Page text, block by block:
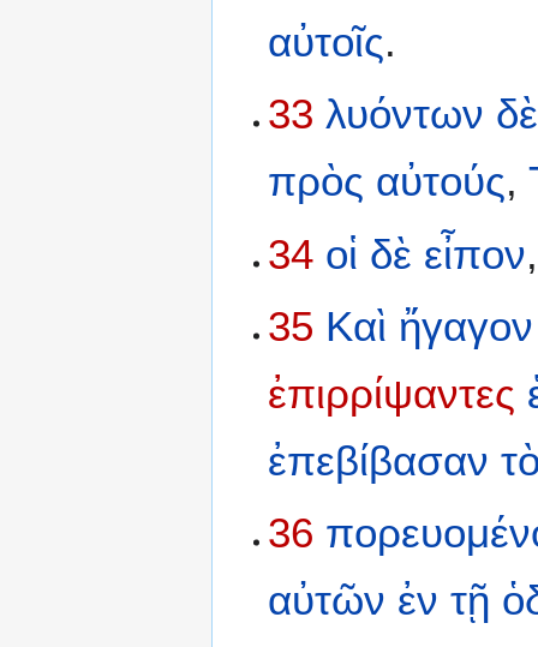
αὐτοῖς.
33 λυόντων δὲ
πρὸς αὐτούς,
34 οἱ δὲ εἶπον
35 Καὶ ἤγαγον
ἐπιρρίψαντες
ἐπεβίβασαν
36
αὐτῶν ἐν τῇ